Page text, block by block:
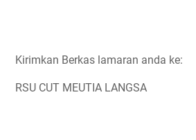
Kirimkan Berkas lamaran anda ke:
RSU CUT MEUTIA LANGSA